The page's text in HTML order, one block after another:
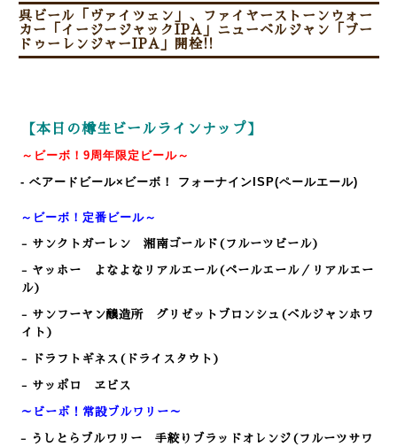
呉ビール「ヴァイツェン」、ファイヤーストーンウォー
カー「イージージャックIPA」ニューベルジャン「ブー
ドゥーレンジャーIPA」開栓!!
【本日の樽生ビールラインナップ】
～ビーボ！ 9周年限定ビール～
- ベアードビール×ビーボ！ フォーナインISP(ペールエール)
～ビーボ！定番ビール～
- サンクトガーレン 湘南ゴールド(フルーツビール)
- ヤッホー よなよなリアルエール(ペールエール／リアルエー
ル)
- サンフーヤン醸造所 グリゼットブロンシュ(ベルジャンホワ
イト)
- ドラフトギネス(ドライスタウト)
- サッポロ ヱビス
～ビーボ！常設ブルワリー～
- うしとらブルワリー 手絞りブラッドオレンジ(フルーツサワ